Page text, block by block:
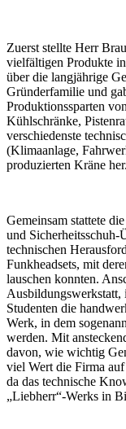
Zuerst stellte Herr
vielfältigen Produkte
über die langjährige
Gründerfamilie und
Produktionssparten
Kühlschränke,
verschiedenste
(Klimaanlage,
produzierten Kräne her.
Gemeinsam stattete
und Sicherheitsschuh-
technischen
Funkheadsets, mit
lauschen konnten.
Ausbildungswerkstatt,
Studenten die
Werk, in dem
werden. Mit
davon, wie wichtig
viel Wert die Firma
da das technische
„Liebherr“-Werks in